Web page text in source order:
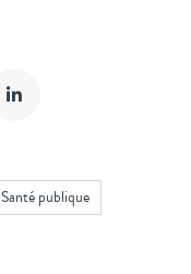
Santé publique